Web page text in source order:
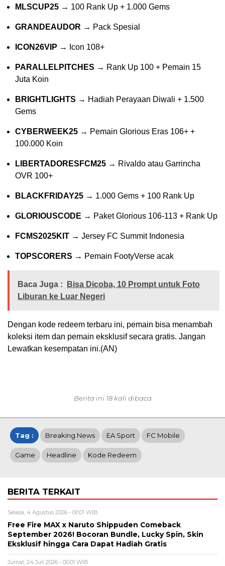
MLSCUP25 → 100 Rank Up + 1.000 Gems
GRANDEAUDOR → Pack Spesial
ICON26VIP → Icon 108+
PARALLELPITCHES → Rank Up 100 + Pemain 15
Juta Koin
BRIGHTLIGHTS → Hadiah Perayaan Diwali + 1.500
Gems
CYBERWEEK25 → Pemain Glorious Eras 106+ +
100.000 Koin
LIBERTADORESFCM25 → Rivaldo atau Garrincha
OVR 100+
BLACKFRIDAY25 → 1.000 Gems + 100 Rank Up
GLORIOUSCODE → Paket Glorious 106-113 + Rank Up
FCMS2025KIT → Jersey FC Summit Indonesia
TOPSCORERS → Pemain FootyVerse acak
Baca Juga :
Bisa Dicoba, 10 Prompt untuk Foto
Liburan ke Luar Negeri
Dengan kode redeem terbaru ini, pemain bisa menambah
koleksi item dan pemain eksklusif secara gratis. Jangan
Lewatkan kesempatan ini.(AN)
Berita ini 18 kali dibaca
Tag : Breaking News EA Sport FC Mobile
Game Headline Kode Redeem
BERITA TERKAIT
Selasa, 4 Agustus 2026 - 00:01 WIB
Free Fire MAX x Naruto Shippuden Comeback
September 2026! Bocoran Bundle, Lucky Spin, Skin
Eksklusif hingga Cara Dapat Hadiah Gratis
Jumat, 24 Juli 2026 - 00:01 WIB